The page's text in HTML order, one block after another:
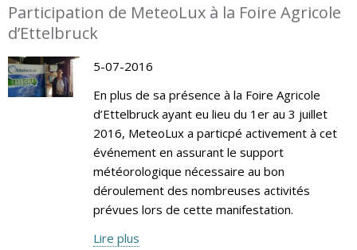
Participation de MeteoLux à la Foire Agricole
d’Ettelbruck
5-07-2016
En plus de sa présence à la Foire Agricole
d’Ettelbruck ayant eu lieu du 1er au 3 juillet
2016, MeteoLux a particpé activement à cet
événement en assurant le support
météorologique nécessaire au bon
déroulement des nombreuses activités
prévues lors de cette manifestation.
Lire plus